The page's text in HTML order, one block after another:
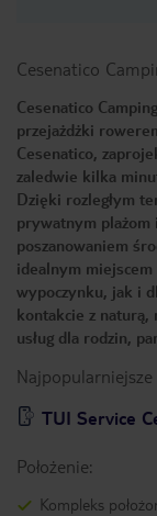
Cesenatico
Cesenatico
przejażdżki
Cesenatico,
zaledwie kilka
Dzięki rozległym
prywatnym plażom
poszanowaniem
idealnym
wypoczynku, jak i
kontakcie z naturą,
usług dla rodzin,
TUI Service
Położenie:
Kompleks